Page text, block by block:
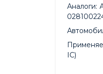
Аналоги:
IC)